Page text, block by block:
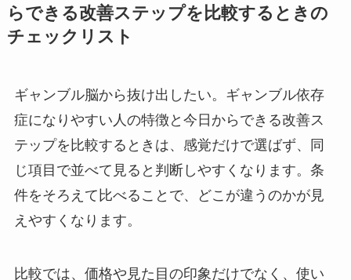
らできる改善ステップを比較するときの
チェックリスト
ギャンブル脳から抜け出したい。ギャンブル依存
症になりやすい人の特徴と今日からできる改善ス
テップを比較するときは、感覚だけで選ばず、同
じ項目で並べて見ると判断しやすくなります。条
件をそろえて比べることで、どこが違うのかが見
えやすくなります。
比較では、価格や見た目の印象だけでなく、使い